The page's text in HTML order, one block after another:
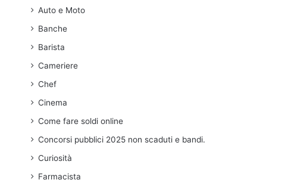
Auto e Moto
Banche
Barista
Cameriere
Chef
Cinema
Come fare soldi online
Concorsi pubblici 2025 non scaduti e bandi.
Curiosità
Farmacista